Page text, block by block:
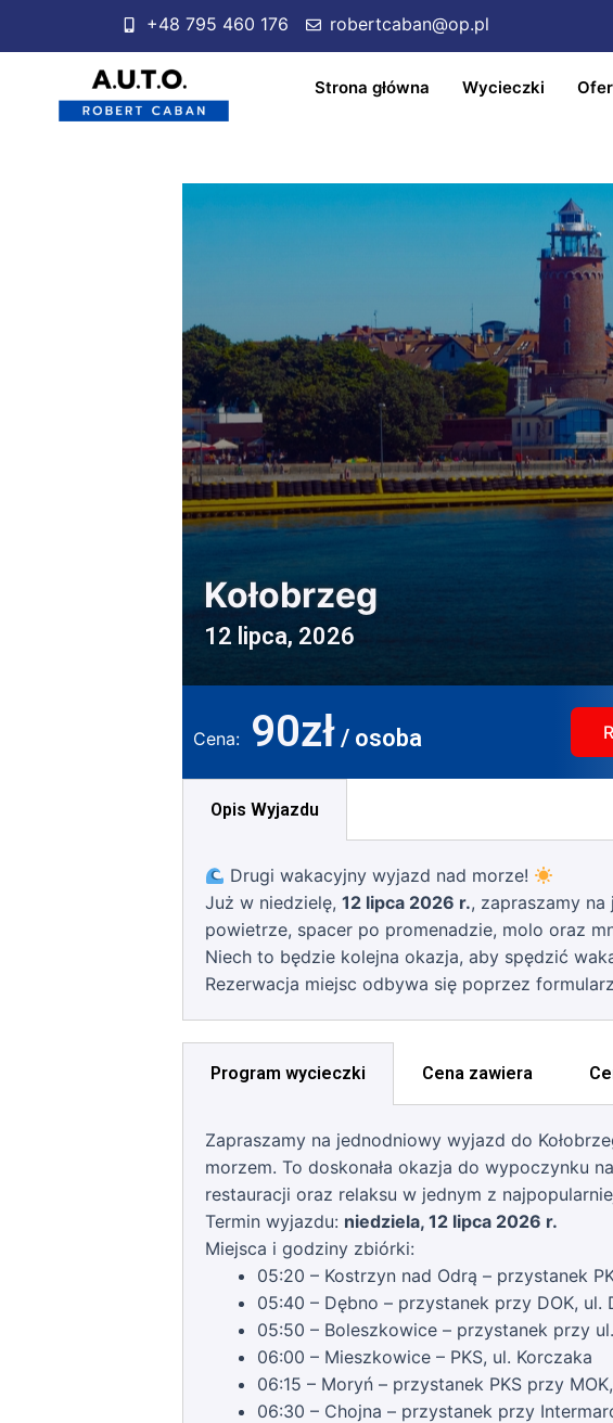
+48 795 460 176 robertcaban@op.pl
Strona główna Wycieczki
Kołobrzeg
12 lipca, 2026
Cena: 90zł / osoba
Opis Wyjazdu
Drugi wakacyjny wyjazd nad morze!
Już w niedzielę, 12 lipca 2026 r., zapraszamy
powietrze, spacer po promenadzie, molo oraz
Niech to będzie kolejna okazja, aby spędzić
Rezerwacja miejsc odbywa się poprzez
Program wycieczki Cena zawiera
Zapraszamy na jednodniowy wyjazd do
morzem. To doskonała okazja do wypoczynku
restauracji oraz relaksu w jednym z
Termin wyjazdu: niedziela, 12 lipca 2026 r.
Miejsca i godziny zbiórki:
05:20 – Kostrzyn nad Odrą – przystanek
05:40 – Dębno – przystanek przy DOK, ul.
05:50 – Boleszkowice – przystanek przy
06:00 – Mieszkowice – PKS, ul. Korczaka
06:15 – Moryń – przystanek PKS przy
06:30 – Chojna – przystanek przy